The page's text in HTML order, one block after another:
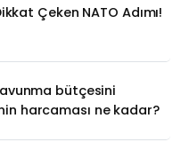
Çeken NATO Adımı!
bütçesini
harcaması ne kadar?